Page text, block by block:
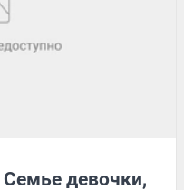
девочки,